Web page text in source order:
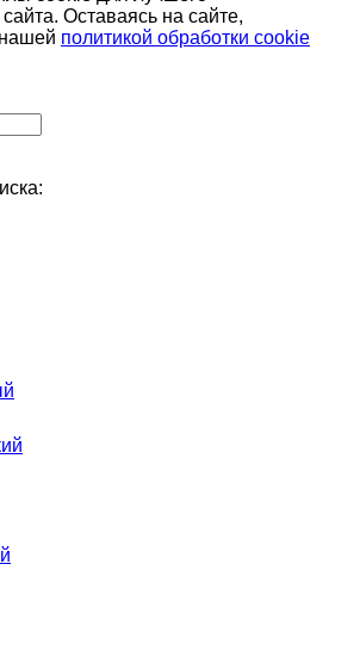
Оставаясь на сайте,
политикой обработки cookie